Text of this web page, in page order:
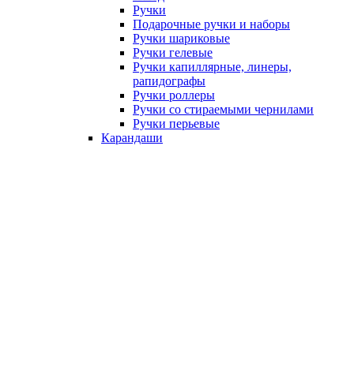
Ручки
Подарочные ручки и наборы
Ручки шариковые
Ручки гелевые
Ручки капиллярные, линеры,
рапидографы
Ручки роллеры
Ручки со стираемыми чернилами
Ручки перьевые
Карандаши